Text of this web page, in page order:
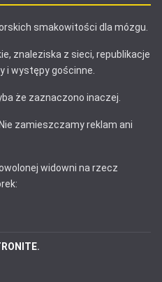
smakowitości dla mózgu.
znaleziska z sieci, republikacje
i występy gościnne.
że zaznaczono inaczej.
zamieszczamy reklam ani
widowni na rzecz
.